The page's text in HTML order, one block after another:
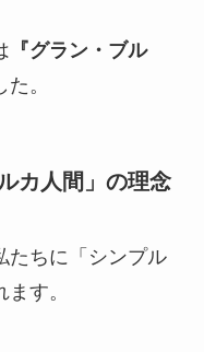
『グラン・ブル
。
カ人間」の理念
たちに「シンプル
す。